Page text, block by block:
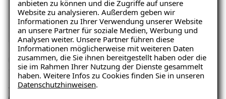
anbieten zu können und die Zugriffe auf unsere
Website zu analysieren. Außerdem geben wir
Informationen zu Ihrer Verwendung unserer Website
an unsere Partner für soziale Medien, Werbung und
Analysen weiter. Unsere Partner führen diese
Informationen möglicherweise mit weiteren Daten
zusammen, die Sie ihnen bereitgestellt haben oder die
sie im Rahmen Ihrer Nutzung der Dienste gesammelt
haben. Weitere Infos zu Cookies finden Sie in unseren
Datenschutzhinweisen.
Ersttermin gemeinsam mit einem
Fachbetrieb von ISOTEC statt.
„Da sind wir vorsichtig geworden und haben uns
lieber jemanden zu Hilfe gerufen“, so der Eigentümer.